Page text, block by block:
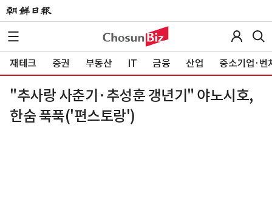
재테크 증권 부동산 IT 금융 산업 중소기업·벤
"추사랑 사춘기·추성훈 갱년기" 야노시호,
한숨 푹푹('편스토랑')